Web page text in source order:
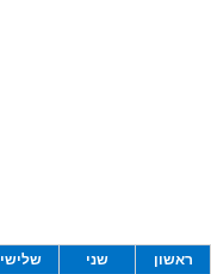
ראשון שני שלישי